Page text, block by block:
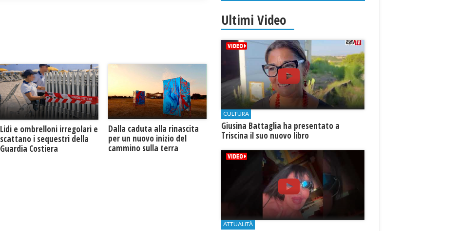
Lidi e ombrelloni irregolari e
scattano i sequestri della
Guardia Costiera
Dalla caduta alla rinascita
per un nuovo inizio del
cammino sulla terra
Ultimi Video
CULTURA
Giusina Battaglia ha presentato a
Triscina il suo nuovo libro
ATTUALITÀ